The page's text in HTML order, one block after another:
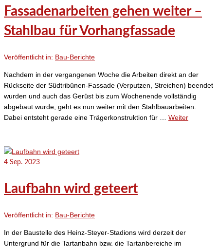
Fassadenarbeiten gehen weiter –
Stahlbau für Vorhangfassade
Veröffentlicht in: Bau-Berichte
Nachdem in der vergangenen Woche die Arbeiten direkt an der
Rückseite der Südtribünen-Fassade (Verputzen, Streichen) beendet
wurden und auch das Gerüst bis zum Wochenende vollständig
abgebaut wurde, geht es nun weiter mit den Stahlbauarbeiten.
Dabei entsteht gerade eine Trägerkonstruktion für … Weiter
4 Sep. 2023
Laufbahn wird geteert
Veröffentlicht in: Bau-Berichte
In der Baustelle des Heinz-Steyer-Stadions wird derzeit der
Untergrund für die Tartanbahn bzw. die Tartanbereiche im